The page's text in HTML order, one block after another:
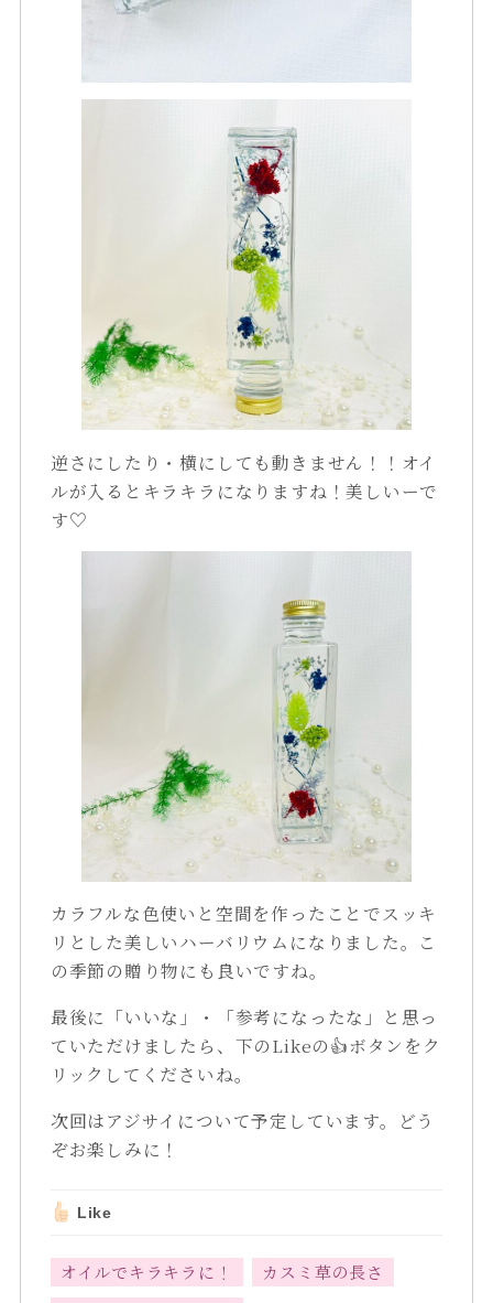
逆さにしたり・横にしても動きません！！オイ
ルが入るとキラキラになりますね！美しいーで
す♡
カラフルな色使いと空間を作ったことでスッキ
リとした美しいハーバリウムになりました。こ
の季節の贈り物にも良いですね。
最後に「いいな」・「参考になったな」と思っ
ていただけましたら、下のLikeの👍ボタンをク
リックしてくださいね。
次回はアジサイについて予定しています。どう
ぞお楽しみに！
Like
オイルでキラキラに！
カスミ草の長さ